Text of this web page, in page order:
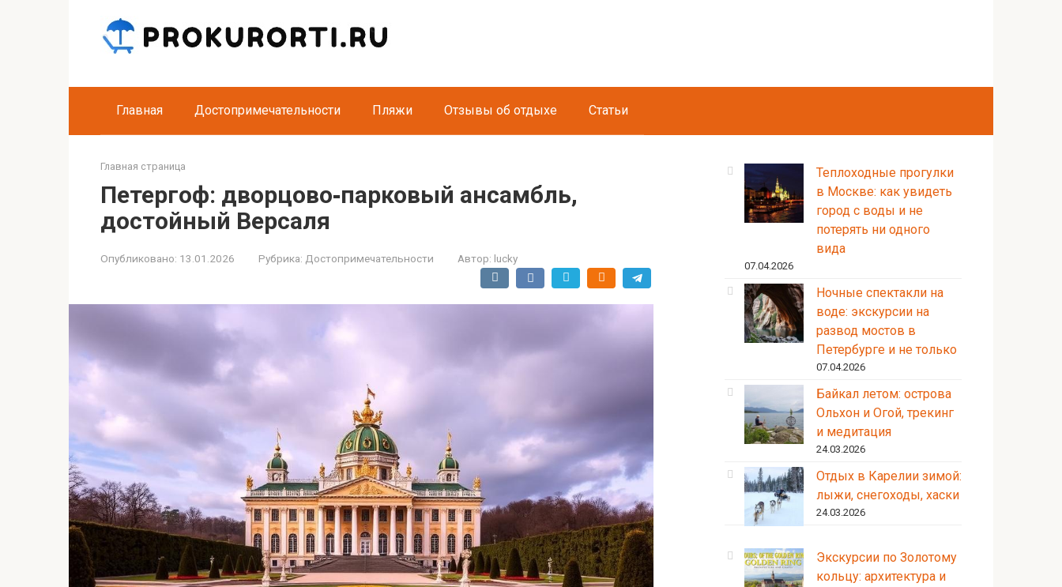
Главная Достопримечательности Пляжи Отзывы об отдыхе Статьи
Главная страница
Петергоф: дворцово‑парковый ансамбль,
достойный Версаля
Опубликовано: 13.01.2026 Рубрика: Достопримечательности Автор: lucky
Теплоходные прогулки
в Москве: как увидеть
город с воды и не
потерять ни одного
вида
07.04.2026
Ночные спектакли на
воде: экскурсии на
развод мостов в
Петербурге и не только
07.04.2026
Байкал летом: острова
Ольхон и Огой, трекинг
и медитация
24.03.2026
Отдых в Карелии зимой:
лыжи, снегоходы, хаски
24.03.2026
Экскурсии по Золотому
кольцу: архитектура и